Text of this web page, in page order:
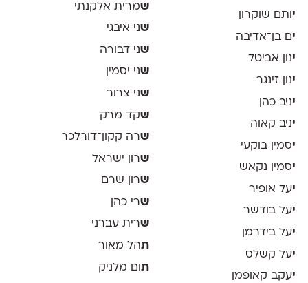
י ותם שוקרון
ים בן־אדיבה
ינון אביטל
ינון זינגר
יניב כהן
יניב קאוה
יסמין בוקעי
יסמין נקאש
יעל אופיר
יעל בודשר
יעל בידרמן
יעל קשלס
יעקב קאופמן
שמרית אלקנתי
שני איבגי
שני דבורה
שני יסמין
שני צרור
שקד מרק
שרה קקון־דורלכר
שרון ישראל
שרון שרם
שרי כהן
שרית עברני
תהל מאור
ת ום מלניק